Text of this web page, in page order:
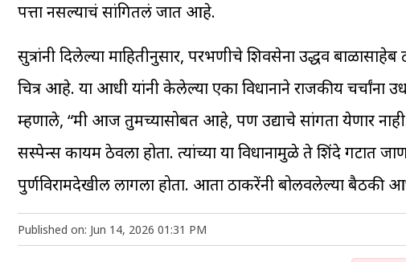
पत्ता नसल्याचं सांगितलं जात आहे.
सुत्रांनी दिलेल्या माहितीनुसार, परभणीचे शिवसेना उद्धव
चित्र आहे. या आधी यांनी केलेल्या एका विधानाने राजकीय
म्हणाले, “मी आज तुमच्यासोबत आहे, पण उद्याचे सांगता येणार
सस्पेन्स कायम ठेवला होता. त्यांच्या या विधानामुळे ते शिंदे गटात
पुर्णविरामदेखील लागला होता. आता ठाकरेंनी बोलवलेल्या बैठकी
Published on: Jun 14, 2026 01:31 PM